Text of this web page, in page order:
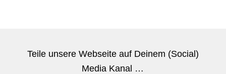
Teile unsere Webseite auf Deinem (Social)
Media Kanal …